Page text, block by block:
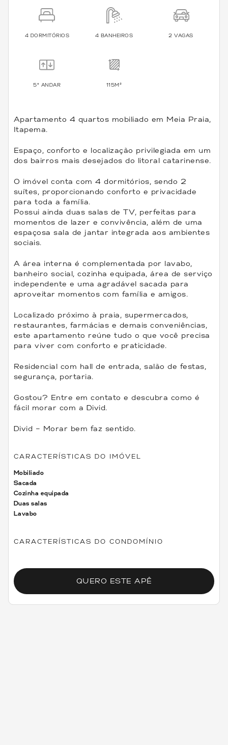
4 DORMITÓRIOS 4 BANHEIROS 2 VAGAS
5º ANDAR 115M²
Apartamento 4 quartos mobiliado em Meia Praia,
Itapema.
Espaço, conforto e localização privilegiada em um
dos bairros mais desejados do litoral catarinense.
O imóvel conta com 4 dormitórios, sendo 2
suítes, proporcionando conforto e privacidade
para toda a família.
Possui ainda duas salas de TV, perfeitas para
momentos de lazer e convivência, além de uma
espaçosa sala de jantar integrada aos ambientes
sociais.
A área interna é complementada por lavabo,
banheiro social, cozinha equipada, área de serviço
independente e uma agradável sacada para
aproveitar momentos com família e amigos.
Localizado próximo à praia, supermercados,
restaurantes, farmácias e demais conveniências,
este apartamento reúne tudo o que você precisa
para viver com conforto e praticidade.
Residencial com hall de entrada, salão de festas,
segurança, portaria.
Gostou? Entre em contato e descubra como é
fácil morar com a Divid.
Divid – Morar bem faz sentido.
CARACTERÍSTICAS DO IMÓVEL
Mobiliado
Sacada
Cozinha equipada
Duas salas
Lavabo
CARACTERÍSTICAS DO CONDOMÍNIO
QUERO ESTE APÊ